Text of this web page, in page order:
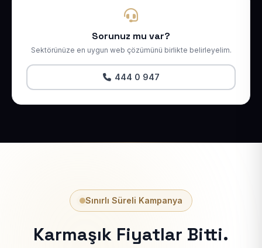
Sorunuz mu var?
Sektörünüze en uygun web çözümünü birlikte belirleyelim.
444 0 947
Sınırlı Süreli Kampanya
Karmaşık Fiyatlar Bitti.